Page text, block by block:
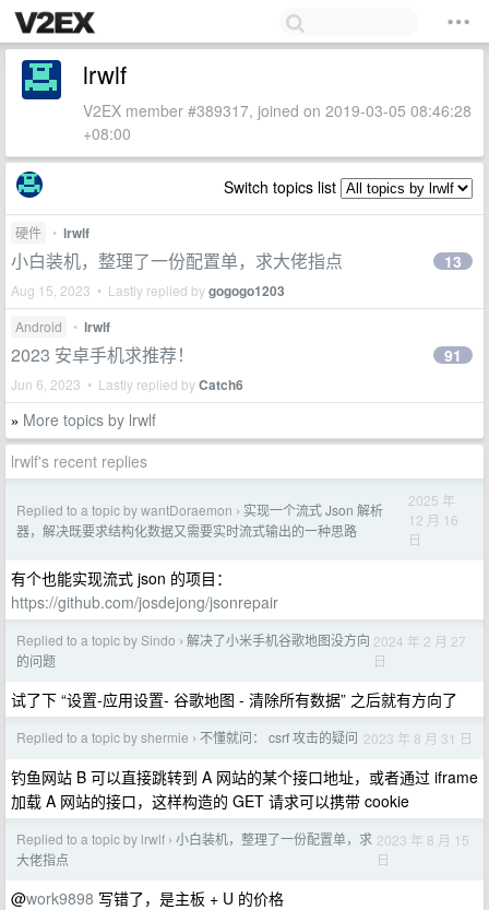
lrwlf
V2EX member #389317, joined on 2019-03-05 08:46:28
+08:00
Switch topics list
硬件 • lrwlf
小白装机，整理了一份配置单，求大佬指点
Aug 15, 2023 • Lastly replied bygogogo1203
13
Android • lrwlf
2023 安卓手机求推荐！
Jun 6, 2023 • Lastly replied byCatch6
91
» More topics by lrwlf
lrwlf's recent replies
Replied to a topic by wantDoraemon › 实现一个流式 Json 解析
器，解决既要求结构化数据又需要实时流式输出的一种思路
2025 年
12 月 16
日
有个也能实现流式 json 的项目：
https://github.com/josdejong/jsonrepair
Replied to a topic by Sindo › 解决了小米手机谷歌地图没方向
的问题
2024 年 2 月 27
日
试了下 “设置-应用设置- 谷歌地图 - 清除所有数据” 之后就有方向了
Replied to a topic by shermie › 不懂就问： csrf 攻击的疑问 2023 年 8 月 31 日
钓鱼网站 B 可以直接跳转到 A 网站的某个接口地址，或者通过 iframe
加载 A 网站的接口，这样构造的 GET 请求可以携带 cookie
Replied to a topic by lrwlf › 小白装机，整理了一份配置单，求
大佬指点
2023 年 8 月 15
日
@work9898 写错了，是主板 + U 的价格